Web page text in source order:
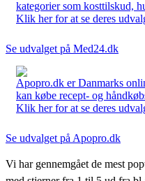
kategorier som kosttilskud,
Klik her for at se deres
Se udvalget på Med24.dk
Apopro.dk er Danmarks
kan købe recept- og
Klik her for at se deres
Se udvalget på Apopro.dk
Vi har gennemgået de mest